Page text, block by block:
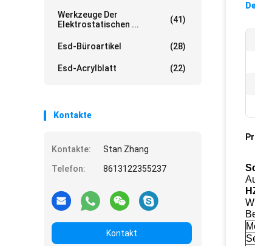
Werkzeuge Der
Elektrostatischen ...
(41)
Esd-Büroartikel (28)
Esd-Acrylblatt (22)
Kontakte
Kontakte:
Stan Zhang
Telefon:
8613122355237
Kontakt